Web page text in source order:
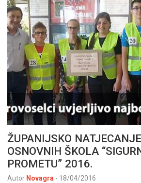
ŽUPANIJSKO
OSNOVNIH ŠKOLA
PROMETU” 2016.
Autor Novagra - 18/04/2016